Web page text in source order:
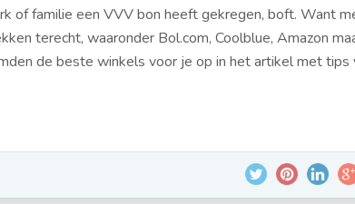
of familie een VVV bon heeft gekregen, boft. Want
terecht, waaronder Bol.com, Coolblue, Amazon
de beste winkels voor je op in het artikel met tips